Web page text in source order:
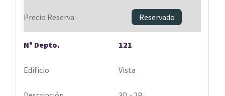
Reservado
121
Vista